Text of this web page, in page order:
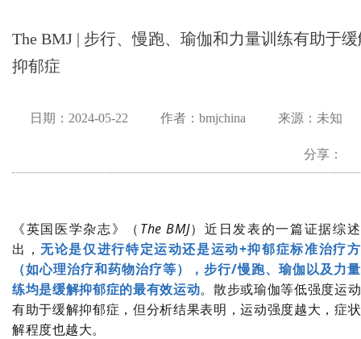
The BMJ | 步行、慢跑、瑜伽和力量训练有助于
抑郁症
来源：未知
作者：bmjchina
日期：2024-05-22
分享：
《英国医学杂志》（ The BMJ）近日发表的一篇证据综
出，无论是仅进行特定运动还是运动+抑郁症标准治疗
（如心理治疗和药物治疗等），步行/慢跑、瑜伽以及力
练均是缓解抑郁症的最有效运动。散步或瑜伽等低强度运
有助于缓解抑郁症，但分析结果表明，运动强度越大，症
解程度也越大。